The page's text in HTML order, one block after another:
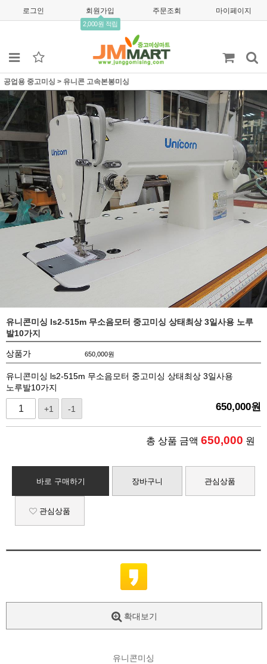
로그인 회원가입
2,000원 적립
주문조회 마이페이지
공업용 중고미싱 > 유니콘 고속본봉미싱
유니콘미싱 ls2-515m 무소음모터 중고미싱 상태최상 3일사용 노루
발10가지
상품가 650,000원
유니콘미싱 ls2-515m 무소음모터 중고미싱 상태최상 3일사용
노루발10가지
+1 -1 650,000원
총 상품 금액 650,000 원
바로 구매하기 장바구니 관심상품
관심상품
확대보기
유니콘미싱